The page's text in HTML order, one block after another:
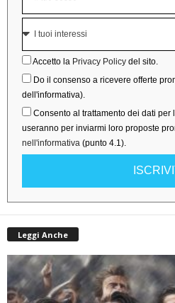
Accetto la Privacy Policy del sito.
Do il consenso a ricevere offerte
dell'informativa).
Consento al trattamento dei dati per
useranno per inviarmi loro proposte
nell'informativa (punto 4.1).
Leggi Anche